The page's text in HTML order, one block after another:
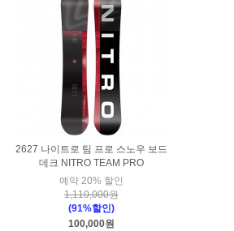
2627 나이트로 팀 프로 스노우 보드
데크 NITRO TEAM PRO
예약 20% 할인
1,110,000원
(91%할인)
100,000원